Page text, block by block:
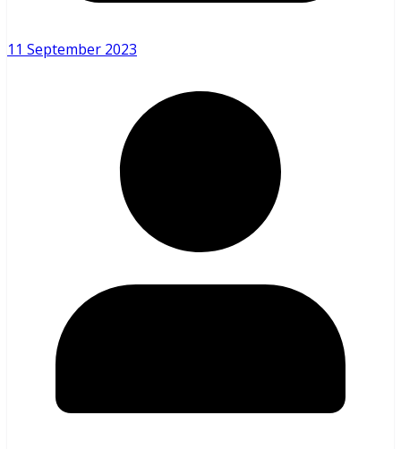
11 September 2023